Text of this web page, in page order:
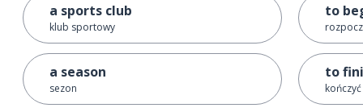
a sports club
klub sportowy
a season
sezon
to
to
kończyć